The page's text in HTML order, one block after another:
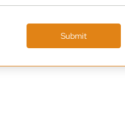
Submit